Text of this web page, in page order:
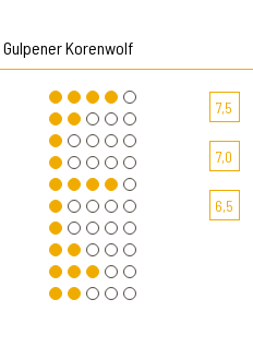
Gulpener Korenwolf
7,5
7,0
6,5